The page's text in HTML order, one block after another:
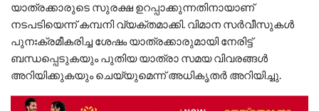
യാത്രക്കാരുടെ സുരക്ഷ ഉറപ്പാക്കുന്നതിനായാണ്
നടപടിയെന്ന് കമ്പനി വ്യക്തമാക്കി. വിമാന സർവീസുകൾ
പുനഃക്രമീകരിച്ച ശേഷം യാത്രക്കാരുമായി നേരിട്ട്
ബന്ധപ്പെടുകയും പുതിയ യാത്രാ സമയ വിവരങ്ങൾ
അറിയിക്കുകയും ചെയ്യുമെന്ന് അധികൃതർ അറിയിച്ചു.